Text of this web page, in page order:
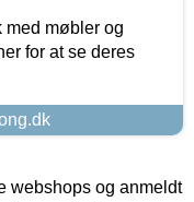
med møbler og
for at se deres
webshops og anmeldt